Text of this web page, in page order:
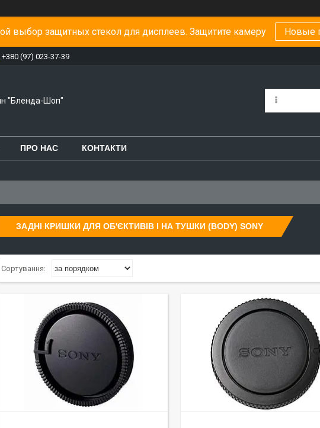
выбор защитных стекол для дисплеев. Защитите камеру Новые
+380 (97) 023-37-39
"Бленда-Шоп"
ПРО НАС КОНТАКТИ
ЗАДНІ КРИШКИ ДЛЯ ОБ'ЄКТИВІВ І НА ТУШКИ (BODY) SONY